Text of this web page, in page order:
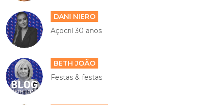
DANI NIERO
Açocril 30 anos
BETH JOÃO
Festas & festas